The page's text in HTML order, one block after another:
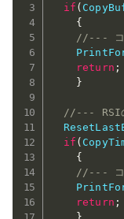
if (
{
//--- コピ
return ;
}
//--- RSIの
if (
{
//--- コピ
return ;